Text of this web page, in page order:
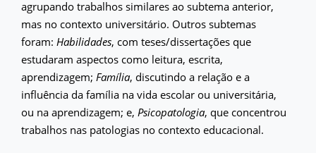
agrupando trabalhos similares ao subtema anterior,
mas no contexto universitário. Outros subtemas
foram: Habilidades, com teses/dissertações que
estudaram aspectos como leitura, escrita,
aprendizagem; Família, discutindo a relação e a
influência da família na vida escolar ou universitária,
ou na aprendizagem; e, Psicopatologia, que concentrou
trabalhos nas patologias no contexto educacional.